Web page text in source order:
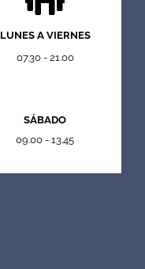
LUNES A VIERNES
07.30 - 21.00
SÁBADO
09.00 - 13.45